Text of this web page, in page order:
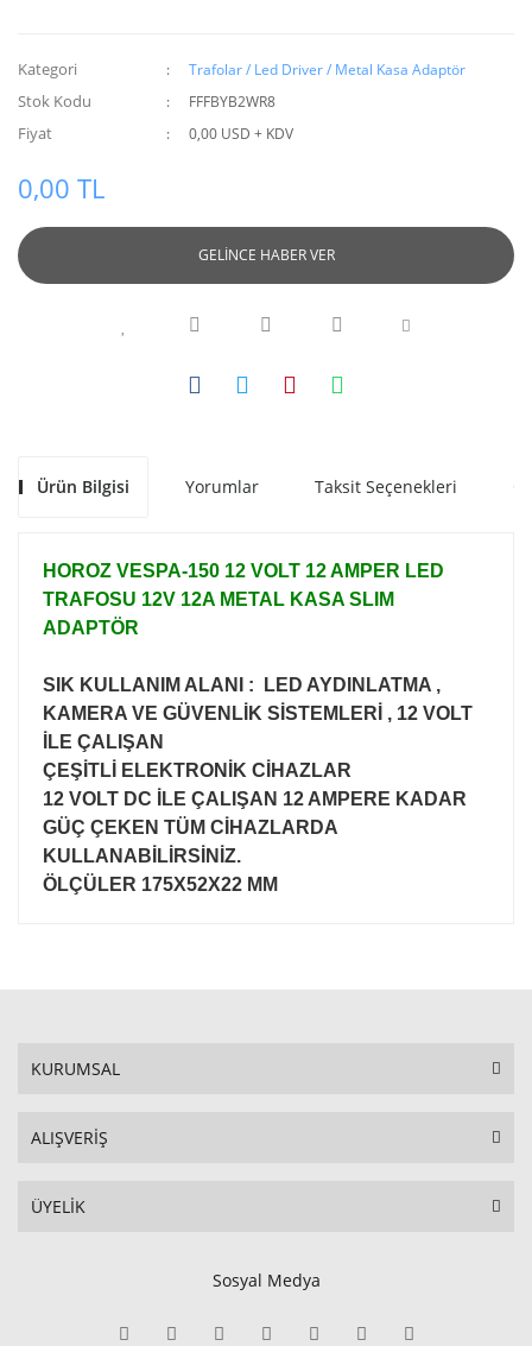
Kategori Trafolar / Led Driver / Metal Kasa Adaptör
Stok Kodu FFFBYB2WR8
Fiyat 0,00 USD + KDV
0,00 TL
GELİNCE HABER VER
Ürün Bilgisi Yorumlar Taksit Seçenekleri
HOROZ VESPA-150 12 VOLT 12 AMPER LED
TRAFOSU 12V 12A METAL KASA SLIM
ADAPTÖR
SIK KULLANIM ALANI : LED AYDINLATMA ,
KAMERA VE GÜVENLİK SİSTEMLERİ , 12 VOLT
İLE ÇALIŞAN
ÇEŞİTLİ ELEKTRONİK CİHAZLAR
12 VOLT DC İLE ÇALIŞAN 12 AMPERE KADAR
GÜÇ ÇEKEN TÜM CİHAZLARDA
KULLANABİLİRSİNİZ.
ÖLÇÜLER 175X52X22 MM
KURUMSAL
ALIŞVERİŞ
ÜYELİK
Sosyal Medya